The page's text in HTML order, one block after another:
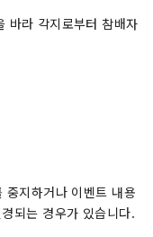
바라 각지로부터 참배자
중지하거나 이벤트 내용
되는 경우가 있습니다.